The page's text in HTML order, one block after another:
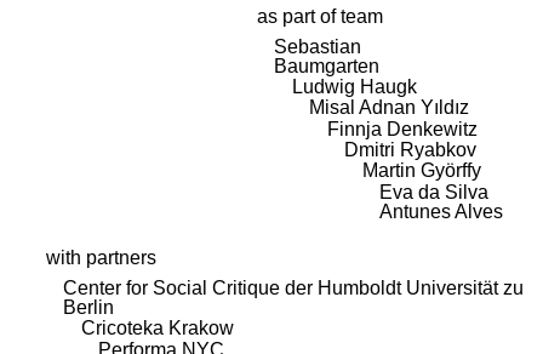
as part of team
Sebastian
Baumgarten
Ludwig Haugk
Misal Adnan Yıldız
Finnja Denkewitz
Dmitri Ryabkov
Martin Györffy
Eva da Silva
Antunes Alves
with partners
Center for Social Critique der Humboldt Universität zu
Berlin
Cricoteka Krakow
Performa NYC